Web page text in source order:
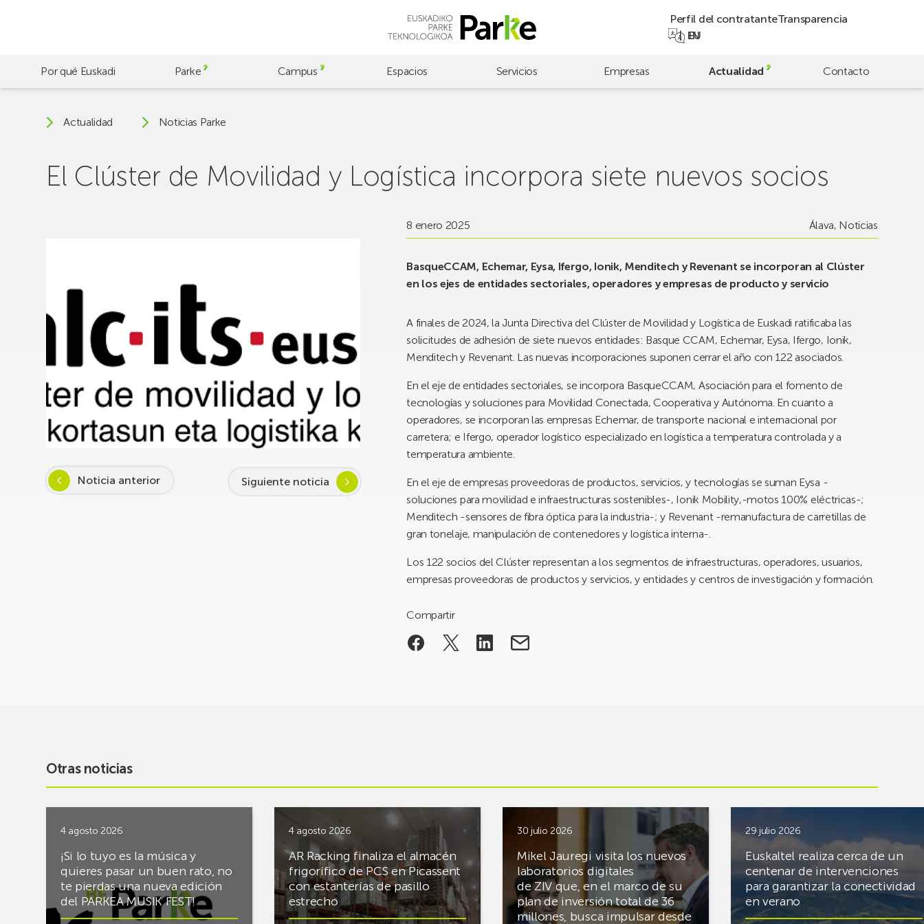
Perfil del contratanteTransparencia
EU
EN
Por qué Euskadi Parke Campus Espacios Servicios Empresas Actualidad Contacto
Actualidad Noticias Parke
El Clúster de Movilidad y Logística incorpora siete nuevos socios
Noticia anterior Siguiente noticia
8 enero 2025 Álava, Noticias
BasqueCCAM, Echemar, Eysa, Ifergo, Ionik, Menditech y Revenant se incorporan al Clúster
en los ejes de entidades sectoriales, operadores y empresas de producto y servicio
A finales de 2024, la Junta Directiva del Clúster de Movilidad y Logística de Euskadi ratificaba las
solicitudes de adhesión de siete nuevos entidades: Basque CCAM, Echemar, Eysa, Ifergo, Ionik,
Menditech y Revenant. Las nuevas incorporaciones suponen cerrar el año con 122 asociados.
En el eje de entidades sectoriales, se incorpora BasqueCCAM, Asociación para el fomento de
tecnologías y soluciones para Movilidad Conectada, Cooperativa y Autónoma. En cuanto a
operadores, se incorporan las empresas Echemar, de transporte nacional e internacional por
carretera; e Ifergo, operador logístico especializado en logística a temperatura controlada y a
temperatura ambiente.
En el eje de empresas proveedoras de productos, servicios, y tecnologías se suman Eysa -
soluciones para movilidad e infraestructuras sostenibles-, Ionik Mobility,-motos 100% eléctricas-;
Menditech -sensores de fibra óptica para la industria-; y Revenant -remanufactura de carretillas de
gran tonelaje, manipulación de contenedores y logística interna-.
Los 122 socios del Clúster representan a los segmentos de infraestructuras, operadores, usuarios,
empresas proveedoras de productos y servicios, y entidades y centros de investigación y formación.
Compartir
Otras noticias
4 agosto 2026
¡Si lo tuyo es la música y
quieres pasar un buen rato, no
te pierdas una nueva edición
del PARKEA MUSIK FEST!
4 agosto 2026
AR Racking finaliza el almacén
frigorífico de PCS en Picassent
con estanterías de pasillo
estrecho
30 julio 2026
Mikel Jauregi visita los nuevos
laboratorios digitales
de ZIV que, en el marco de su
plan de inversión total de 36
millones, busca impulsar desde
29 julio 2026
Euskaltel realiza cerca de un
centenar de intervenciones
para garantizar la conectividad
en verano